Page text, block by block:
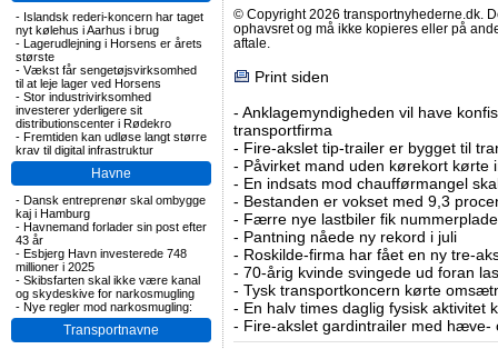
- Islandsk rederi-koncern har taget
nyt kølehus i Aarhus i brug
- Lagerudlejning i Horsens er årets
største
- Vækst får sengetøjsvirksomhed
til at leje lager ved Horsens
- Stor industrivirksomhed
investerer yderligere sit
distributionscenter i Rødekro
- Fremtiden kan udløse langt større
krav til digital infrastruktur
Havne
- Dansk entreprenør skal ombygge
kaj i Hamburg
- Havnemand forlader sin post efter
43 år
- Esbjerg Havn investerede 748
millioner i 2025
- Skibsfarten skal ikke være kanal
og skydeskive for narkosmugling
- Nye regler mod narkosmugling:
Transportnavne
© Copyright 2026 transportnyhederne.dk.
ophavsret og må ikke kopieres eller på
aftale.
Print siden
- Anklagemyndigheden vil have
transportfirma
- Fire-akslet tip-trailer er bygget til
- Påvirket mand uden kørekort kørte
- En indsats mod chaufførmangel
- Bestanden er vokset med 9,3
- Færre nye lastbiler fik
- Pantning nåede ny rekord i juli
- Roskilde-firma har fået en ny tre-
- 70-årig kvinde svingede ud foran
- Tysk transportkoncern kørte
- En halv times daglig fysisk aktivitet
- Fire-akslet gardintrailer med hæve-